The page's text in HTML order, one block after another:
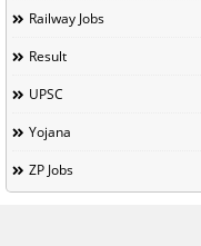
Railway Jobs
Result
UPSC
Yojana
ZP Jobs